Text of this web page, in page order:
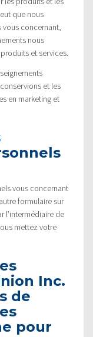
que nous
concernant,
nous
et services.
et les
en marketing et
vous concernant
formulaire sur
l’intermédiaire de
mettez votre
Inc.
de
pour